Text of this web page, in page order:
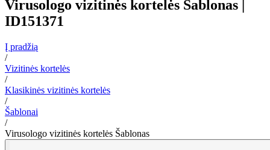
Virusologo vizitinės kortelės Šablonas |
ID151371
Į pradžią
/
Vizitinės kortelės
/
Klasikinės vizitinės kortelės
/
Šablonai
/
Virusologo vizitinės kortelės Šablonas